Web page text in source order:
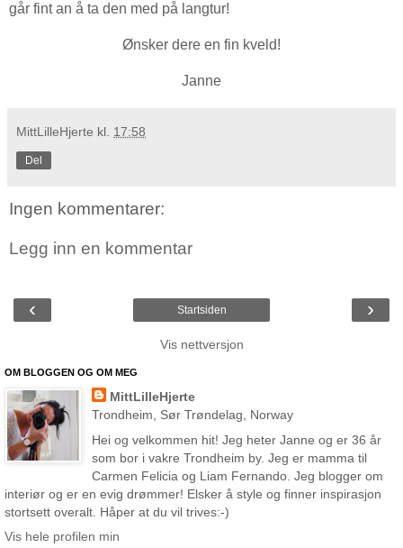
går fint an å ta den med på langtur!
Ønsker dere en fin kveld!
Janne
MittLilleHjerte kl. 17:58
Del
Ingen kommentarer:
Legg inn en kommentar
‹ ›
Startsiden
Vis nettversjon
OM BLOGGEN OG OM MEG
MittLilleHjerte
Trondheim, Sør Trøndelag, Norway
Hei og velkommen hit! Jeg heter Janne og er 36 år
som bor i vakre Trondheim by. Jeg er mamma til
Carmen Felicia og Liam Fernando. Jeg blogger om
interiør og er en evig drømmer! Elsker å style og finner inspirasjon
stortsett overalt. Håper at du vil trives:-)
Vis hele profilen min